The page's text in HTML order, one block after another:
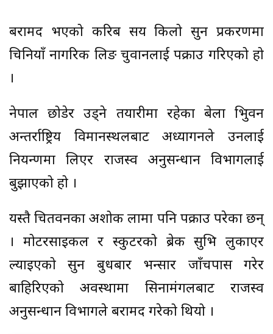
बरामद भएको करिब सय किलो सुन प्रकरणमा
चिनियाँ नागरिक लिङ चुवानलाई पक्राउ गरिएको हो
।
नेपाल छोडेर उड्ने तयारीमा रहेका बेला त्रिभुवन
अन्तर्राष्ट्रिय विमानस्थलबाट अध्यागनले उनलाई
नियन्त्रणमा लिएर राजस्व अनुसन्धान विभागलाई
बुझाएको हो ।
यस्तै चितवनका अशोक लामा पनि पक्राउ परेका छन्
। मोटरसाइकल र स्कुटरको ब्रेक सुभित्र लुकाएर
ल्याइएको सुन बुधबार भन्सार जाँचपास गरेर
बाहिरिएको अवस्थामा सिनामंगलबाट राजस्व
अनुसन्धान विभागले बरामद गरेको थियो ।